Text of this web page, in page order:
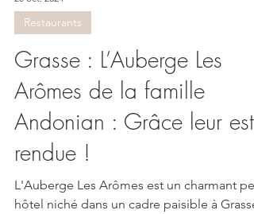
20 oct. 2024
Restaurants
Grasse : L’Auberge Les
Arômes de la famille
Andonian : Grâce leur est
rendue !